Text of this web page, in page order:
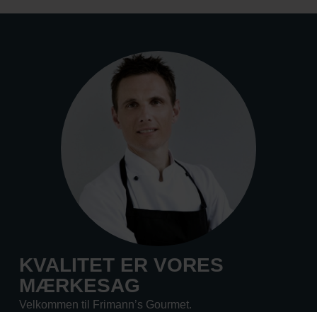
KVALITET ER VORES
MÆRKESAG
Velkommen til Frimann’s Gourmet.